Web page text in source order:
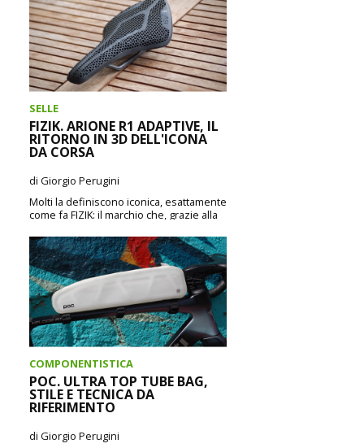
SELLE
FIZIK. ARIONE R1 ADAPTIVE, IL
RITORNO IN 3D DELL'ICONA
DA CORSA
di Giorgio Perugini
Molti la definiscono iconica, esattamente
come fa FIZIK: il marchio che, grazie alla
conoscere...
CONTINUA A LEGGERE
COMPONENTISTICA
POC. ULTRA TOP TUBE BAG,
STILE E TECNICA DA
RIFERIMENTO
di Giorgio Perugini